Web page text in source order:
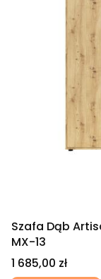
Szafa Dąb
MX-13
Cena
1 685,00 zł